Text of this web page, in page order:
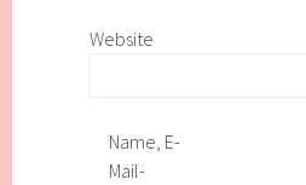
Website
Name, E-
Mail-